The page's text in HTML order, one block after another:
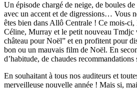
Un épisode chargé de neige, de boules
avec un accent et de digressions… Vous
êtes bien dans Allô Centrale ! Ce mois-
Céline, Murray et le petit nouveau
château pour Noël” et en profitent pour
bon ou un mauvais film de Noël. En
d’habitude, de chaudes recommandations
En souhaitant à tous nos auditeurs et
merveilleuse nouvelle année ! Mais si,